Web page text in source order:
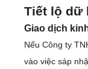
Tiết lộ dữ
Giao dịch
Nếu Công ty
vào việc sáp